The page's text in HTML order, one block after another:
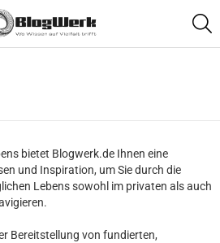
bietet Blogwerk.de Ihnen eine
und Inspiration, um Sie durch die
Lebens sowohl im privaten als auch
Bereitstellung von fundierten,